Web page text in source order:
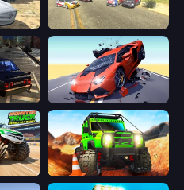
Derby Crash 3
City Classic Car Driving: 131 Hyper Cars Ramp Crash
Monster Truck Demolition Derby Offroad Life 3D